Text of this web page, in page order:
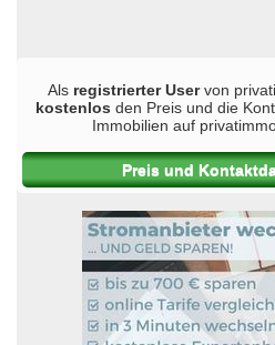
Als registrierter Uservon
kostenlos den Preis und die
Immobilien auf
Preis und